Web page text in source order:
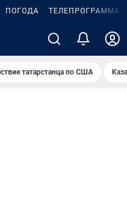
ПОГОДА ТЕЛЕПРОГРАММА
татарстанца по США